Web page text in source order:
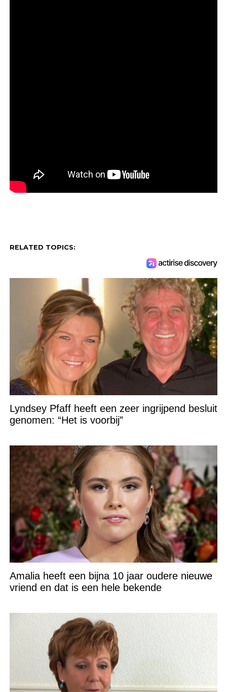
RELATED TOPICS:
Lyndsey Pfaff heeft een zeer ingrijpend besluit
genomen: “Het is voorbij”
Amalia heeft een bijna 10 jaar oudere nieuwe
vriend en dat is een hele bekende